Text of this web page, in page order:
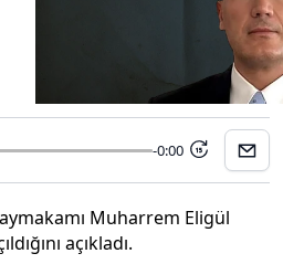
-0:00 15
Muharrem Eligül
açıkladı.